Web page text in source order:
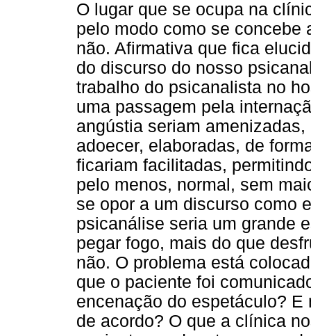
O lugar que se ocupa na
pelo modo como se concebe
não. Afirmativa que fica
do discurso do nosso
trabalho do psicanalista no
uma passagem pela
angústia seriam
adoecer, elaboradas, de
ficariam facilitadas,
pelo menos, normal, sem
se opor a um discurso como
psicanálise seria um grande
pegar fogo, mais do que
não. O problema está
que o paciente foi
encenação do espetáculo?
de acordo? O que a clínica